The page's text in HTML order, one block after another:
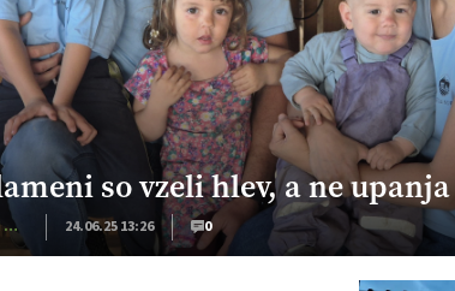
so vzeli hlev, a ne upanja
Kmečki Glas 24.06.25 13:26 0